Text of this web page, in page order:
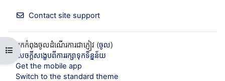
Open course index
Contact site support
អ្នកកំពុងចូលដំណើរការជាភ្ញៀវ (ចូល)
សេចក្តីសង្ខេបពីការរក្សាទុកទិន្នន័យ
Get the mobile app
Switch to the standard theme